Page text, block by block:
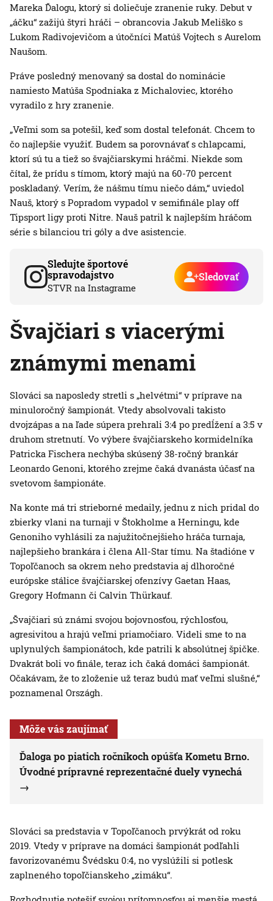
Mareka Ďalogu, ktorý si doliečuje zranenie ruky. Debut v
„áčku“ zažijú štyri hráči – obrancovia Jakub Meliško s
Lukom Radivojevičom a útočníci Matúš Vojtech s Aurelom
Naušom.
Práve posledný menovaný sa dostal do nominácie
namiesto Matúša Spodniaka z Michaloviec, ktorého
vyradilo z hry zranenie.
„Veľmi som sa potešil, keď som dostal telefonát. Chcem to
čo najlepšie využiť. Budem sa porovnávať s chlapcami,
ktorí sú tu a tiež so švajčiarskymi hráčmi. Niekde som
čítal, že prídu s tímom, ktorý majú na 60-70 percent
poskladaný. Verím, že nášmu tímu niečo dám,“ uviedol
Nauš, ktorý s Popradom vypadol v semifinále play off
Tipsport ligy proti Nitre. Nauš patril k najlepším hráčom
série s bilanciou tri góly a dve asistencie.
Sledujte športové
spravodajstvo
STVR na Instagrame
Sledovať
Švajčiari s viacerými
známymi menami
Slováci sa naposledy stretli s „helvétmi“ v príprave na
minuloročný šampionát. Vtedy absolvovali takisto
dvojzápas a na ľade súpera prehrali 3:4 po predĺžení a 3:5 v
druhom stretnutí. Vo výbere švajčiarskeho kormidelníka
Patricka Fischera nechýba skúsený 38-ročný brankár
Leonardo Genoni, ktorého zrejme čaká dvanásta účasť na
svetovom šampionáte.
Na konte má tri strieborné medaily, jednu z nich pridal do
zbierky vlani na turnaji v Štokholme a Herningu, kde
Genoniho vyhlásili za najužitočnejšieho hráča turnaja,
najlepšieho brankára i člena All-Star tímu. Na štadióne v
Topoľčanoch sa okrem neho predstavia aj dlhoročné
európske stálice švajčiarskej ofenzívy Gaetan Haas,
Gregory Hofmann či Calvin Thürkauf.
„Švajčiari sú známi svojou bojovnosťou, rýchlosťou,
agresivitou a hrajú veľmi priamočiaro. Videli sme to na
uplynulých šampionátoch, kde patrili k absolútnej špičke.
Dvakrát boli vo finále, teraz ich čaká domáci šampionát.
Očakávam, že to zloženie už teraz budú mať veľmi slušné,“
poznamenal Országh.
Môže vás zaujímať
Ďaloga po piatich ročníkoch opúšťa Kometu Brno.
Úvodné prípravné reprezentačné duely vynechá
Slováci sa predstavia v Topoľčanoch prvýkrát od roku
2019. Vtedy v príprave na domáci šampionát podľahli
favorizovanému Švédsku 0:4, no vyslúžili si potlesk
zaplneného topoľčianskeho „zimáku“.